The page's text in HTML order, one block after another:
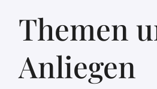
Themen
Anliegen